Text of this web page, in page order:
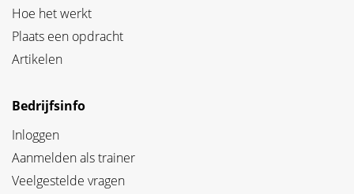
Hoe het werkt
Plaats een opdracht
Artikelen
Bedrijfsinfo
Inloggen
Aanmelden als trainer
Veelgestelde vragen